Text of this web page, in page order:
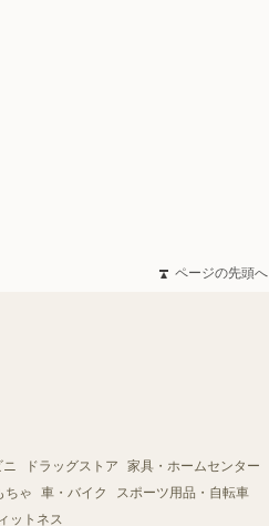
ページの先頭へ
ニ ドラッグストア
家具・ホームセンター
ちゃ 車・バイク
スポーツ用品・自転車
ットネス